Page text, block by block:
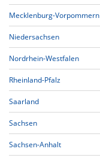
Mecklenburg-Vorpommern
Niedersachsen
Nordrhein-Westfalen
Rheinland-Pfalz
Saarland
Sachsen
Sachsen-Anhalt